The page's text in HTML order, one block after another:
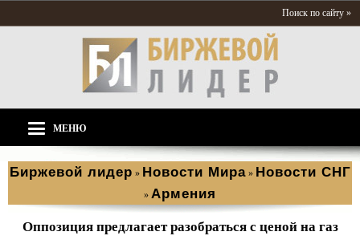
Поиск по сайту »
МЕНЮ
Биржевой лидер » Новости Мира » Новости СНГ
» Армения
Оппозиция предлагает разобраться с ценой на газ